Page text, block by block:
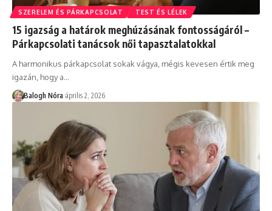
SZERELEM ÉS PÁRKAPCSOLAT TEST ÉS LÉLEK
15 igazság a határok meghúzásának fontosságáról –
Párkapcsolati tanácsok női tapasztalatokkal
A harmonikus párkapcsolat sokak vágya, mégis kevesen értik meg
igazán, hogy a…
Balogh Nóra április 2, 2026